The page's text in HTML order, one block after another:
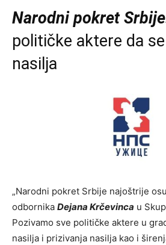
Narodni pokret
političke aktere da
nasilja
„Narodni pokret Srbije najoštrije
odbornika Dejana Krčevinca u
Pozivamo sve političke aktere u
nasilja i prizivanja nasilja kao i